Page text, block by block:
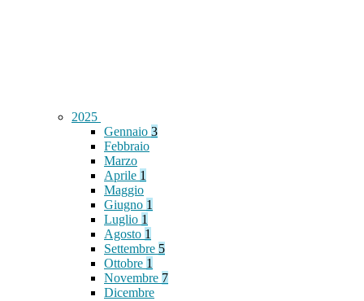
2025
Gennaio 3
Febbraio
Marzo
Aprile 1
Maggio
Giugno 1
Luglio 1
Agosto 1
Settembre 5
Ottobre 1
Novembre 7
Dicembre